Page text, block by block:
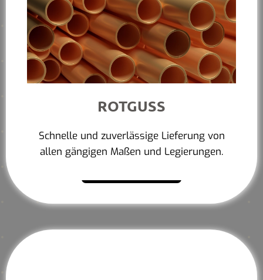
ROTGUSS
Schnelle und zuverlässige Lieferung von
allen gängigen Maßen und Legierungen.